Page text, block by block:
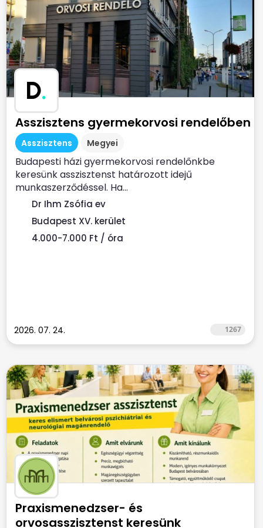
D.
Asszisztens gyermekorvosi rendelőben
Asszisztens Megyei
Budapesti házi gyermekorvosi rendelőnkbe
keresünk asszisztenst határozott idejű
munkaszerződéssel. Ha...
Dr Ihm Zsófia ev
Budapest XV. kerület
4.000-7.000 Ft / óra
2026. 07. 24. 1267
Praxismenedzser- és
orvosasszisztenst keresünk